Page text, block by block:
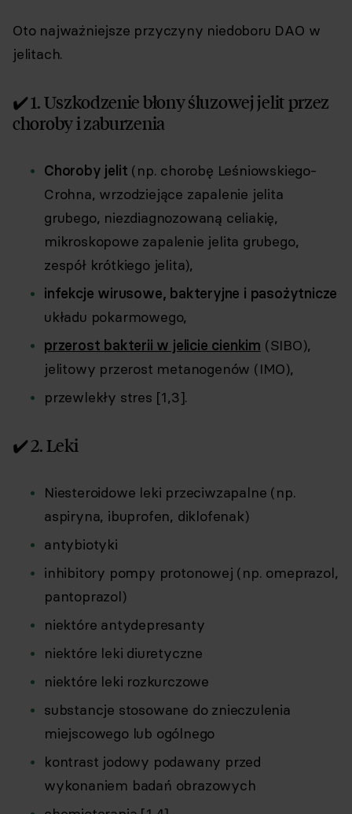
Oto najważniejsze przyczyny niedoboru DAO w
jelitach.
✔️ 1. Uszkodzenie błony śluzowej jelit przez
choroby i zaburzenia
Choroby jelit (np. chorobę Leśniowskiego-
Crohna, wrzodziejące zapalenie jelita
grubego, niezdiagnozowaną celiakię,
mikroskopowe zapalenie jelita grubego,
zespół krótkiego jelita),
infekcje wirusowe, bakteryjne i pasożytnicze
układu pokarmowego,
przerost bakterii w jelicie cienkim (SIBO),
jelitowy przerost metanogenów (IMO),
przewlekły stres [1,3].
✔️ 2. Leki
Niesteroidowe leki przeciwzapalne (np.
aspiryna, ibuprofen, diklofenak)
antybiotyki
inhibitory pompy protonowej (np. omeprazol,
pantoprazol)
niektóre antydepresanty
niektóre leki diuretyczne
niektóre leki rozkurczowe
substancje stosowane do znieczulenia
miejscowego lub ogólnego
kontrast jodowy podawany przed
wykonaniem badań obrazowych